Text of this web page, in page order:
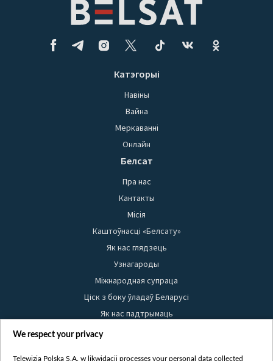
Катэгорыі
Навіны
Вайна
Меркаванні
Онлайн
Белсат
Пра нас
Кантакты
Місія
Каштоўнасці «Белсату»
Як нас глядзець
Узнагароды
Міжнародная супраца
Ціск з боку ўладаў Беларусі
Як нас падтрымаць
Правілы выкарыстання матэрыялаў
We respect your privacy
Telewizja Polska S.A. w likwidacji processes your personal data collected